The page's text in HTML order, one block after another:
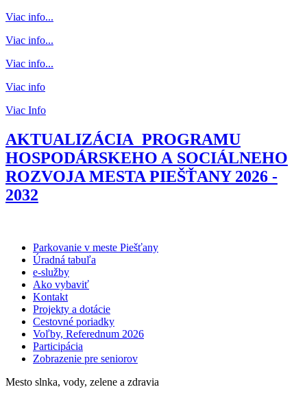
Viac info...
Viac info...
Viac info...
Viac info
Viac Info
AKTUALIZÁCIA PROGRAMU
HOSPODÁRSKEHO A SOCIÁLNEHO
ROZVOJA MESTA PIEŠŤANY 2026 -
2032
Parkovanie v meste Piešťany
Úradná tabuľa
e-služby
Ako vybaviť
Kontakt
Projekty a dotácie
Cestovné poriadky
Voľby, Referednum 2026
Participácia
Zobrazenie pre seniorov
Mesto slnka, vody, zelene a zdravia